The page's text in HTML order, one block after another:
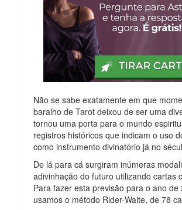
Não se sabe exatamente em que
baralho de Tarot deixou de ser uma
tornou uma porta para o mundo
registros históricos que indicam o uso
como instrumento divinatório já no
De lá para cá surgiram inúmeras
adivinhação do futuro utilizando cartas
Para fazer esta previsão para o ano de
usamos o método Rider-Waite, de 78